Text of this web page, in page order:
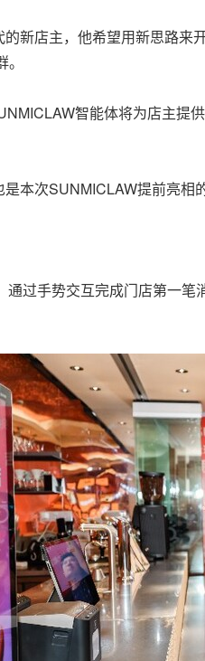
的新店主，他希望用新思路
智能体将为店主提
本次SUNMICLAW提前亮相
过手势交互完成门店第一